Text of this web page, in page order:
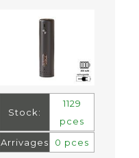
Stock:
1129
pces
Arrivages
0 pces